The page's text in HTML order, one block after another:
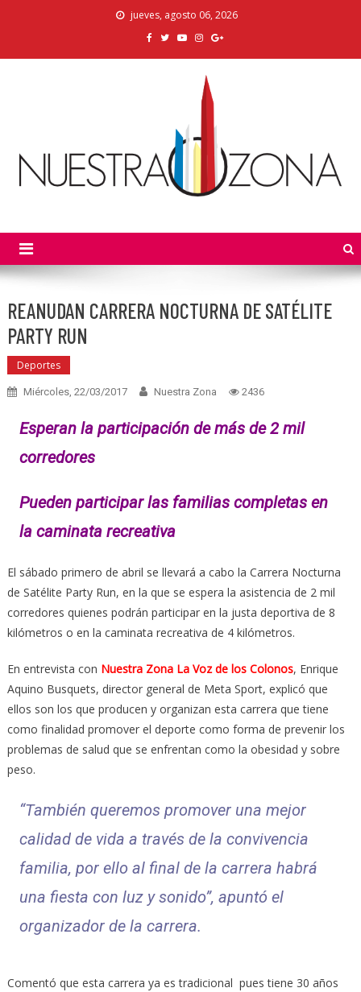
jueves, agosto 06, 2026
REANUDAN CARRERA NOCTURNA DE SATÉLITE
PARTY RUN
Deportes
Miércoles, 22/03/2017 Nuestra Zona 2436
Esperan la participación de más de 2 mil
corredores
Pueden participar las familias completas en
la caminata recreativa
El sábado primero de abril se llevará a cabo la Carrera Nocturna
de Satélite Party Run, en la que se espera la asistencia de 2 mil
corredores quienes podrán participar en la justa deportiva de 8
kilómetros o en la caminata recreativa de 4 kilómetros.
En entrevista con Nuestra Zona La Voz de los Colonos, Enrique
Aquino Busquets, director general de Meta Sport, explicó que
ellos son los que producen y organizan esta carrera que tiene
como finalidad promover el deporte como forma de prevenir los
problemas de salud que se enfrentan como la obesidad y sobre
peso.
“También queremos promover una mejor
calidad de vida a través de la convivencia
familia, por ello al final de la carrera habrá
una fiesta con luz y sonido”, apuntó el
organizador de la carrera.
Comentó que esta carrera ya es tradicional pues tiene 30 años